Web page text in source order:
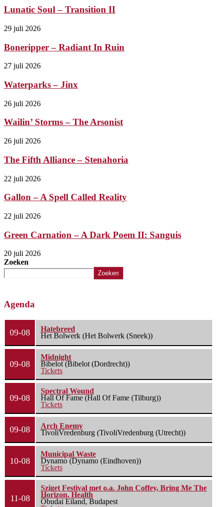
Lunatic Soul – Transition II
29 juli 2026
Boneripper – Radiant In Ruin
27 juli 2026
Waterparks – Jinx
26 juli 2026
Wailin’ Storms – The Arsonist
26 juli 2026
The Fifth Alliance – Stenahoria
22 juli 2026
Gallon – A Spell Called Reality
22 juli 2026
Green Carnation – A Dark Poem II: Sanguis
20 juli 2026
Zoeken
Zoeken
Agenda
09-08
Hatebreed
Het Bolwerk (Het Bolwerk (Sneek))
09-08
Midnight
Bibelot (Bibelot (Dordrecht))
Tickets
09-08
Spectral Wound
Hall Of Fame (Hall Of Fame (Tilburg))
Tickets
09-08
Arch Enemy
TivoliVredenburg (TivoliVredenburg (Utrecht))
10-08
Municipal Waste
Dynamo (Dynamo (Eindhoven))
Tickets
11-08
Sziget Festival met o.a. John Coffey, Bring Me The
Horizon, Health
Óbudai Eiland, Budapest